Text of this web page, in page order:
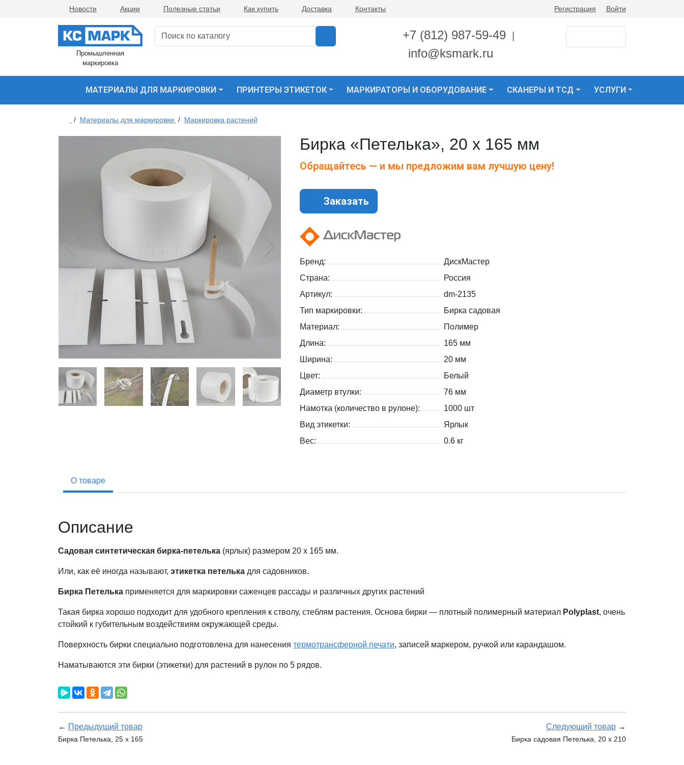
Новости Акции Полезные статьи Как купить Доставка Контакты Регистрация Войти
Промышленная
маркировка
+7 (812) 987-59-49
info@ksmark.ru
МАТЕРИАЛЫ ДЛЯ МАРКИРОВКИ ПРИНТЕРЫ ЭТИКЕТОК МАРКИРАТОРЫ И ОБОРУДОВАНИЕ СКАНЕРЫ И ТСД УСЛУГИ
/ Материалы для маркировки / Маркировка растений
Бирка «Петелька», 20 х 165 мм
Обращайтесь — и мы предложим вам лучшую цену!
Заказать
Бренд:
ДискМастер
Страна:
Россия
Артикул:
dm-2135
Тип маркировки:
Бирка садовая
Материал:
Полимер
Длина:
165 мм
Ширина:
20 мм
Цвет:
Белый
Диаметр втулки:
76 мм
Намотка (количество в рулоне):
1000 шт
Вид этикетки:
Ярлык
Вес:
0.6 кг
О товаре
Описание
Садовая синтетическая бирка-петелька (ярлык) размером 20 х 165 мм.
Или, как её иногда называют, этикетка петелька для садовников.
Бирка Петелька применяется для маркировки саженцев рассады и различных других растений
Такая бирка хорошо подходит для удобного крепления к стволу, стеблям растения. Основа бирки — плотный полимерный материал Polyplast, очень
стойкий к губительным воздействиям окружающей среды.
Поверхность бирки специально подготовлена для нанесения термотрансферной печати, записей маркером, ручкой или карандашом.
Наматываются эти бирки (этикетки) для растений в рулон по 5 рядов.
← Предыдущий товар
Бирка Петелька, 25 х 165
Следующий товар →
Бирка садовая Петелька, 20 х 210